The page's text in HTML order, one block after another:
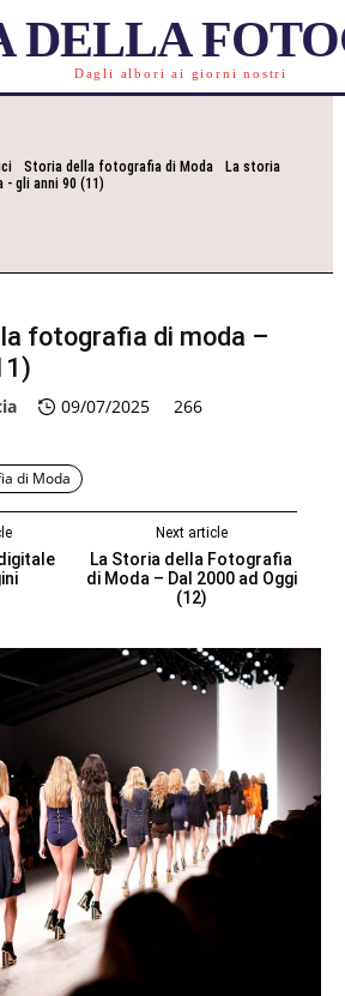
DELLA
Dagli albori ai giorni nostri
Storia della fotografia di Moda
La storia
gli anni 90 (11)
fotografia di moda –
09/07/2025 266
di Moda
Next article
La Storia della Fotografia
di Moda – Dal 2000 ad Oggi
(12)